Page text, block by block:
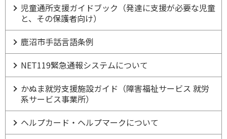
児童通所支援ガイドブック（発達に支援が必要な児童
と、その保護者向け）
鹿沼市手話言語条例
NET119緊急通報システムについて
かぬま就労支援施設ガイド（障害福祉サービス 就労
系サービス事業所）
ヘルプカード・ヘルプマークについて